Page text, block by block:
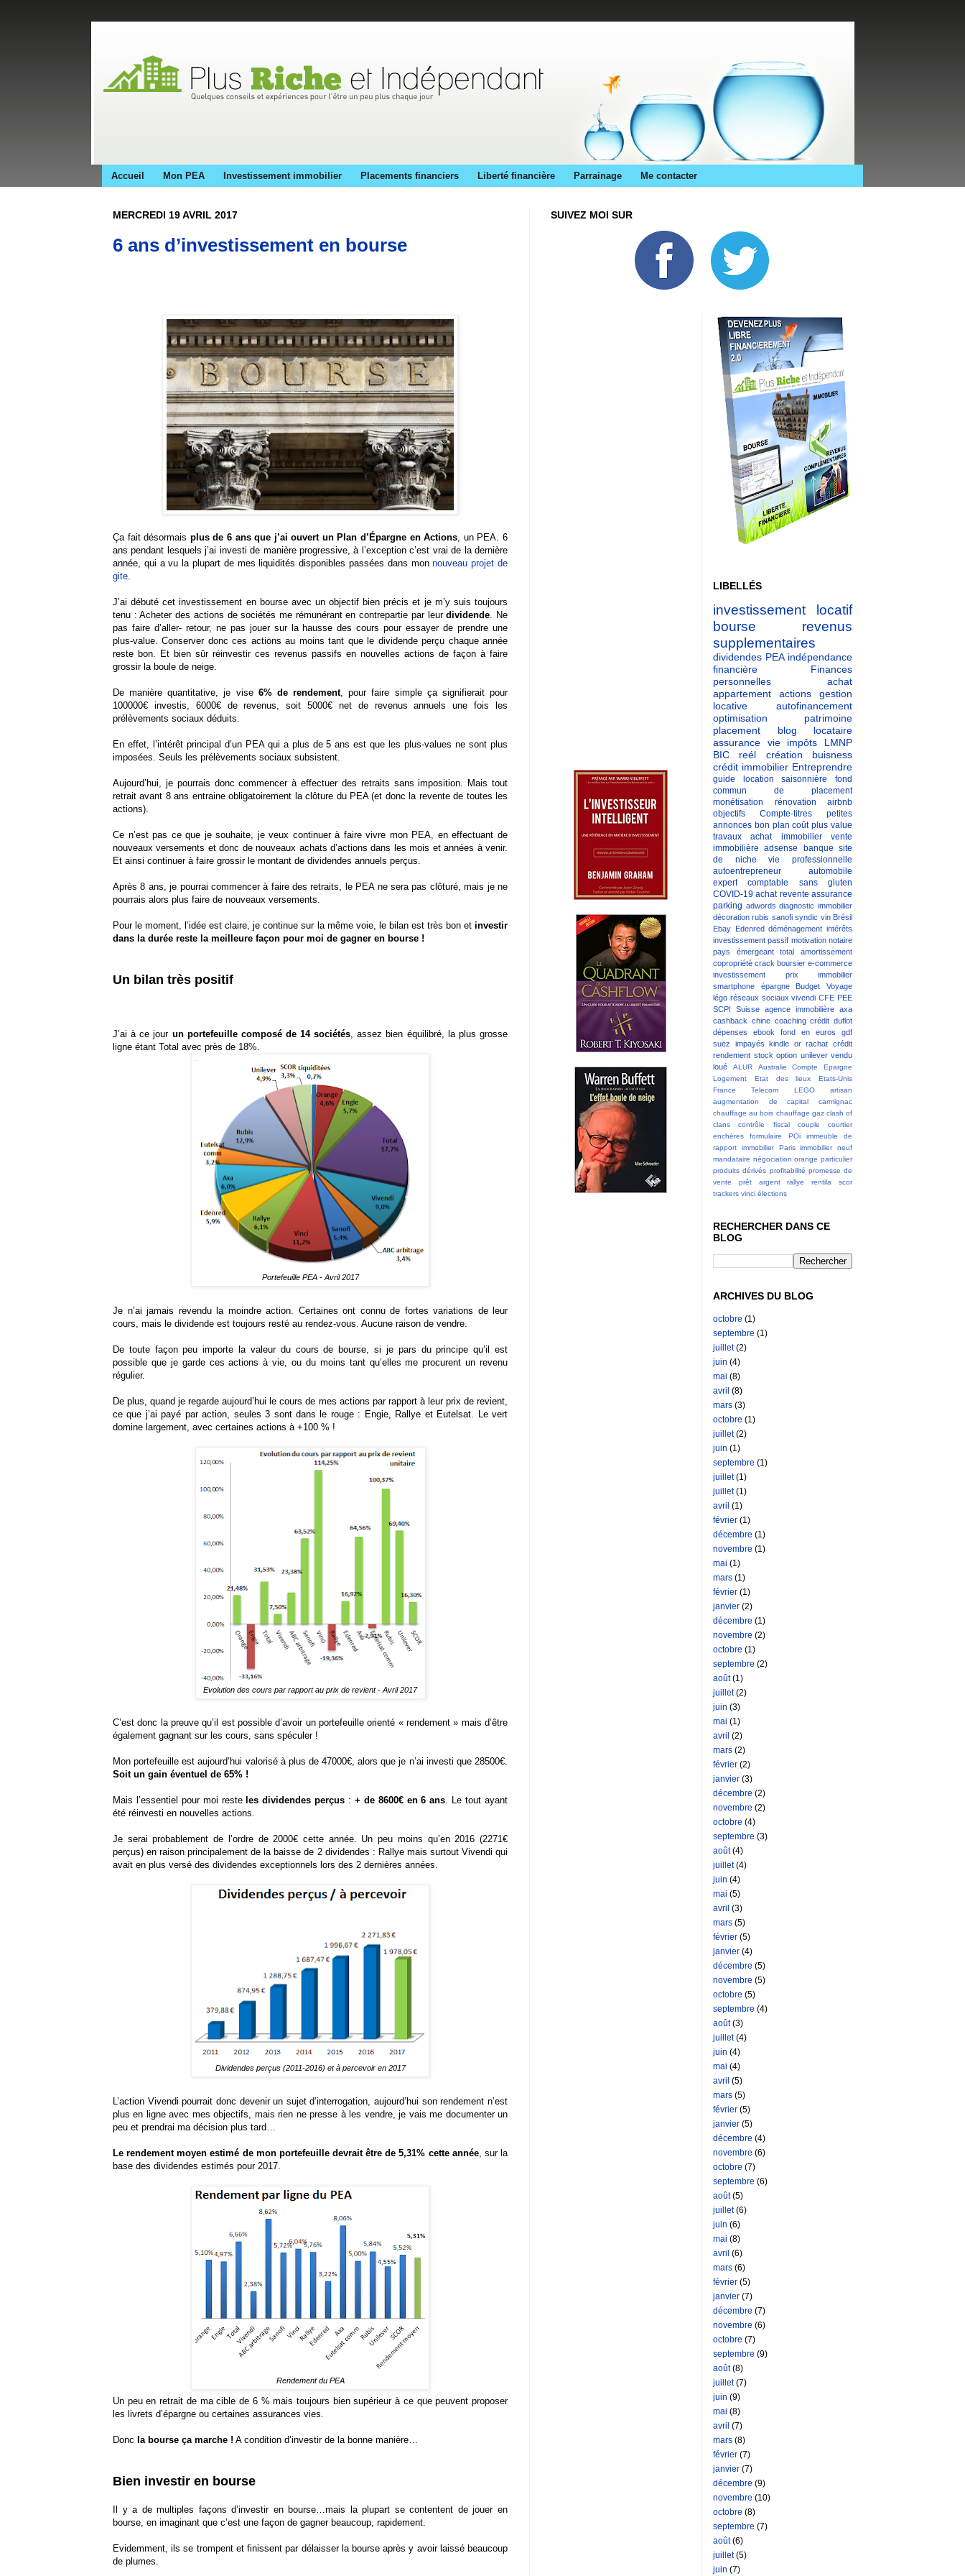
Accueil Mon PEA Investissement immobilier Placements financiers Liberté financière Parrainage Me contacter
MERCREDI 19 AVRIL 2017
6 ans d’investissement en bourse
Ça fait désormais plus de 6 ans que j’ai ouvert un Plan d’Épargne en Actions, un PEA. 6
ans pendant lesquels j’ai investi de manière progressive, à l’exception c’est vrai de la dernière
année, qui a vu la plupart de mes liquidités disponibles passées dans monnouveau projet de
gite.
J’ai débuté cet investissement en bourse avec un objectif bien précis et je m’y suis toujours
tenu : Acheter des actions de sociétés me rémunérant en contrepartie par leurdividende. Ne
pas faire d’aller- retour, ne pas jouer sur la hausse des cours pour essayer de prendre une
plus-value. Conserver donc ces actions au moins tant que le dividende perçu chaque année
reste bon. Et bien sûr réinvestir ces revenus passifs en nouvelles actions de façon à faire
grossir la boule de neige.
De manière quantitative, je vise 6% de rendement, pour faire simple ça signifierait pour
100000€ investis, 6000€ de revenus, soit 5000€ net de revenus annuels une fois les
prélèvements sociaux déduits.
En effet, l’intérêt principal d’un PEA qui a plus de 5 ans est que les plus-values ne sont plus
imposées. Seuls les prélèvements sociaux subsistent.
Aujourd’hui, je pourrais donc commencer à effectuer des retraits sans imposition. Mais tout
retrait avant 8 ans entraine obligatoirement la clôture du PEA (et donc la revente de toutes les
actions).
Ce n’est pas ce que je souhaite, je veux continuer à faire vivre mon PEA, en effectuant de
nouveaux versements et donc de nouveaux achats d’actions dans les mois et années à venir.
Et ainsi continuer à faire grossir le montant de dividendes annuels perçus.
Après 8 ans, je pourrai commencer à faire des retraits, le PEA ne sera pas clôturé, mais je ne
pourrais alors plus faire de nouveaux versements.
Pour le moment, l’idée est claire, je continue sur la même voie, le bilan est très bon et investir
dans la durée reste la meilleure façon pour moi de gagner en bourse !
Un bilan très positif
J’ai à ce jour un portefeuille composé de 14 sociétés, assez bien équilibré, la plus grosse
ligne étant Total avec près de 18%.
Portefeuille PEA - Avril 2017
Je n’ai jamais revendu la moindre action. Certaines ont connu de fortes variations de leur
cours, mais le dividende est toujours resté au rendez-vous. Aucune raison de vendre.
De toute façon peu importe la valeur du cours de bourse, si je pars du principe qu’il est
possible que je garde ces actions à vie, ou du moins tant qu’elles me procurent un revenu
régulier.
De plus, quand je regarde aujourd’hui le cours de mes actions par rapport à leur prix de revient,
ce que j’ai payé par action, seules 3 sont dans le rouge : Engie, Rallye et Eutelsat. Le vert
domine largement, avec certaines actions à +100 % !
Evolution des cours par rapport au prix de revient - Avril 2017
C’est donc la preuve qu’il est possible d’avoir un portefeuille orienté « rendement » mais d’être
également gagnant sur les cours, sans spéculer !
Mon portefeuille est aujourd’hui valorisé à plus de 47000€, alors que je n’ai investi que 28500€.
Soit un gain éventuel de 65% !
Mais l’essentiel pour moi reste les dividendes perçus : + de 8600€ en 6 ans. Le tout ayant
été réinvesti en nouvelles actions.
Je serai probablement de l’ordre de 2000€ cette année. Un peu moins qu’en 2016 (2271€
perçus) en raison principalement de la baisse de 2 dividendes : Rallye mais surtout Vivendi qui
avait en plus versé des dividendes exceptionnels lors des 2 dernières années.
Dividendes perçus (2011-2016) et à percevoir en 2017
L’action Vivendi pourrait donc devenir un sujet d’interrogation, aujourd’hui son rendement n’est
plus en ligne avec mes objectifs, mais rien ne presse à les vendre, je vais me documenter un
peu et prendrai ma décision plus tard…
Le rendement moyen estimé de mon portefeuille devrait être de 5,31% cette année, sur la
base des dividendes estimés pour 2017.
Rendement du PEA
Un peu en retrait de ma cible de 6 % mais toujours bien supérieur à ce que peuvent proposer
les livrets d’épargne ou certaines assurances vies.
Donc la bourse ça marche ! A condition d’investir de la bonne manière…
Bien investir en bourse
Il y a de multiples façons d’investir en bourse…mais la plupart se contentent de jouer en
bourse, en imaginant que c’est une façon de gagner beaucoup, rapidement.
Evidemment, ils se trompent et finissent par délaisser la bourse après y avoir laissé beaucoup
de plumes.
SUIVEZ MOI SUR
LIBELLÉS
investissement locatif
bourse
revenus
supplementaires
dividendes PEA indépendance
financière
Finances
personnelles
achat
appartement
actions
gestion
locative
autofinancement
optimisation patrimoine
placement
blog
locataire
assurance vie
impôts
LMNP
BIC reél
création buisness
crédit immobilier Entreprendre
guide location saisonnière
fond
commun de placement
monétisation
rénovation
airbnb
objectifs
Compte-titres
petites
annonces bon plan coût plus value
travaux
achat immobilier
vente
immobilière adsense banque site
de niche
vie professionnelle
autoentrepreneur
automobile
expert comptable
sans gluten
COVID-19 achat revente assurance
parking adwords diagnostic immobilier
décoration rubis sanofi syndic vin Brésil
Ebay Edenred déménagement intérêts
investissement passif motivation notaire
pays émergeant
total
amortissement
copropriété crack boursier e-commerce
investissement
prix immobilier
smartphone
épargne Budget
Voyage
légo réseaux sociaux vivendi CFE PEE
SCPI
Suisse agence immobilière axa
cashback chine coaching crédit duflot
dépenses
ebook fond en euros
gdf
suez
impayés kindle or rachat crédit
rendement stock option unilever vendu
loué
ALUR Australie
Compte Epargne
Logement
Etat des lieux
Etats-Unis
France Telecom
LEGO
artisan
augmentation de capital
carmignac
chauffage au bois chauffage gaz clash of
clans
contrôle fiscal couple
courtier
enchères
formulaire POi
immeuble de
rapport
immobilier Paris
immobilier neuf
mandataire négociation orange particulier
produits dérivés profitabilité promesse de
vente
prêt argent rallye rentila
scor
trackers vinci élections
RECHERCHER DANS CE
BLOG
ARCHIVES DU BLOG
octobre (1)
septembre (1)
juillet(2)
juin (4)
mai (8)
avril (8)
mars (3)
octobre (1)
juillet(2)
juin (1)
septembre (1)
juillet(1)
juillet(1)
avril (1)
février (1)
décembre (1)
novembre (1)
mai (1)
mars (1)
février (1)
janvier (2)
décembre (1)
novembre (2)
octobre (1)
septembre (2)
août(1)
juillet(2)
juin (3)
mai (1)
avril (2)
mars (2)
février (2)
janvier (3)
décembre (2)
novembre (2)
octobre (4)
septembre (3)
août(4)
juillet(4)
juin (4)
mai (5)
avril (3)
mars (5)
février (5)
janvier (4)
décembre (5)
novembre (5)
octobre (5)
septembre (4)
août(3)
juillet(4)
juin (4)
mai (4)
avril (5)
mars (5)
février (5)
janvier (5)
décembre (4)
novembre (6)
octobre (7)
septembre (6)
août(5)
juillet(6)
juin (6)
mai (8)
avril (6)
mars (6)
février (5)
janvier (7)
décembre (7)
novembre (6)
octobre (7)
septembre (9)
août(8)
juillet(7)
juin (9)
mai (8)
avril (7)
mars (8)
février (7)
janvier (7)
décembre (9)
novembre (10)
octobre (8)
septembre (7)
août(6)
juillet(5)
juin (7)